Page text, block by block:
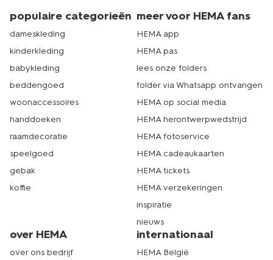
populaire categorieën
dameskleding
kinderkleding
babykleding
beddengoed
woonaccessoires
handdoeken
raamdecoratie
speelgoed
gebak
koffie
meer voor HEMA fans
HEMA app
HEMA pas
lees onze folders
folder via Whatsapp ontvangen
HEMA op social media
HEMA herontwerpwedstrijd
HEMA fotoservice
HEMA cadeaukaarten
HEMA tickets
HEMA verzekeringen
inspiratie
nieuws
over HEMA
over ons bedrijf
internationaal
HEMA België